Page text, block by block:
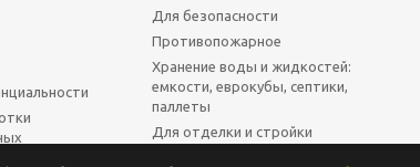
Для безопасности
Противопожарное
Хранение воды и жидкостей:
емкости, еврокубы, септики,
паллеты
Для отделки и стройки